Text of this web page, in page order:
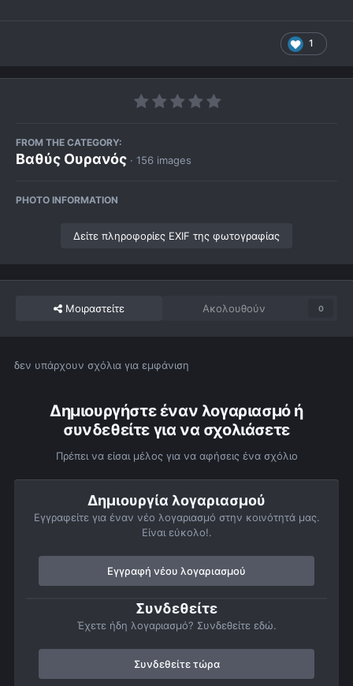
1
FROM THE CATEGORY:
Βαθύς Ουρανός · 156 images
PHOTO INFORMATION
Δείτε πληροφορίες EXIF της φωτογραφίας
Μοιραστείτε Ακολουθούν 0
δεν υπάρχουν σχόλια για εμφάνιση
Δημιουργήστε έναν λογαριασμό ή
συνδεθείτε για να σχολιάσετε
Πρέπει να είσαι μέλος για να αφήσεις ένα σχόλιο
Δημιουργία λογαριασμού
Εγγραφείτε για έναν νέο λογαριασμό στην κοινότητά μας.
Είναι εύκολο!.
Εγγραφή νέου λογαριασμού
Συνδεθείτε
Έχετε ήδη λογαριασμό? Συνδεθείτε εδώ.
Συνδεθείτε τώρα